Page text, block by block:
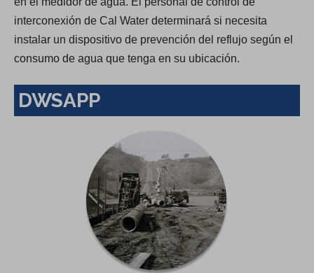
interconexión de Cal Water determinará si necesita
instalar un dispositivo de prevención del reflujo según el
consumo de agua que tenga en su ubicación.
DWSAPP